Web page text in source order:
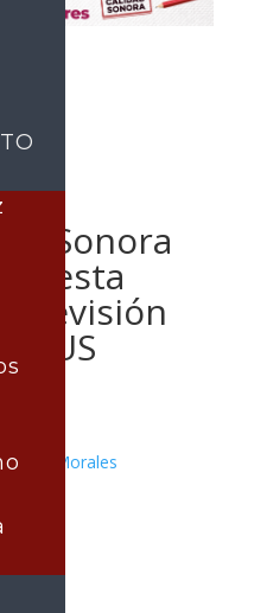
Sonora
revisión
Pérez Morales